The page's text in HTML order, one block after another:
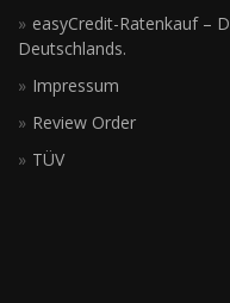
easyCredit-Ratenkauf –
Deutschlands.
Impressum
Review Order
TÜV